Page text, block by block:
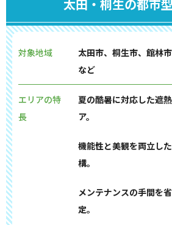
太田・桐生の都市
対象地域
太田市、桐生市、館林
など
エリアの特
長
夏の酷暑に対応した遮
ア。
機能性と美観を両立し
構。
メンテナンスの手間を
定。